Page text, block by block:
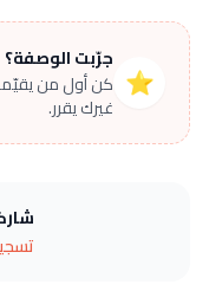
⭐
جرّبت الوصفة؟
كن أول من
غيرك يقرر.